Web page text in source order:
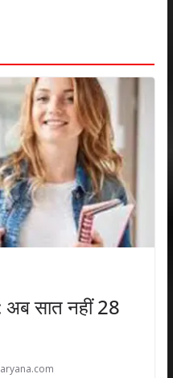
सात नहीं 28